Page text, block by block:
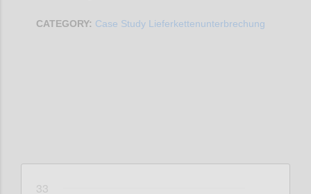
CATEGORY: Case Study Lieferkettenunterbrechung
33